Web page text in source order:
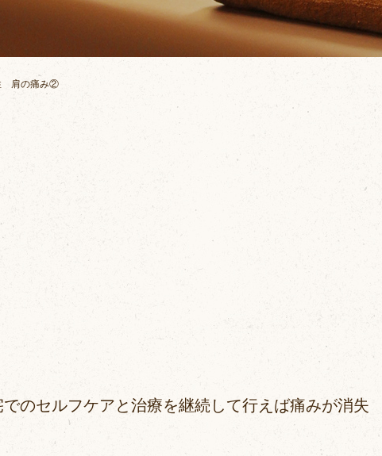
肩の痛み②
のセルフケアと治療を継続して行えば痛みが消失